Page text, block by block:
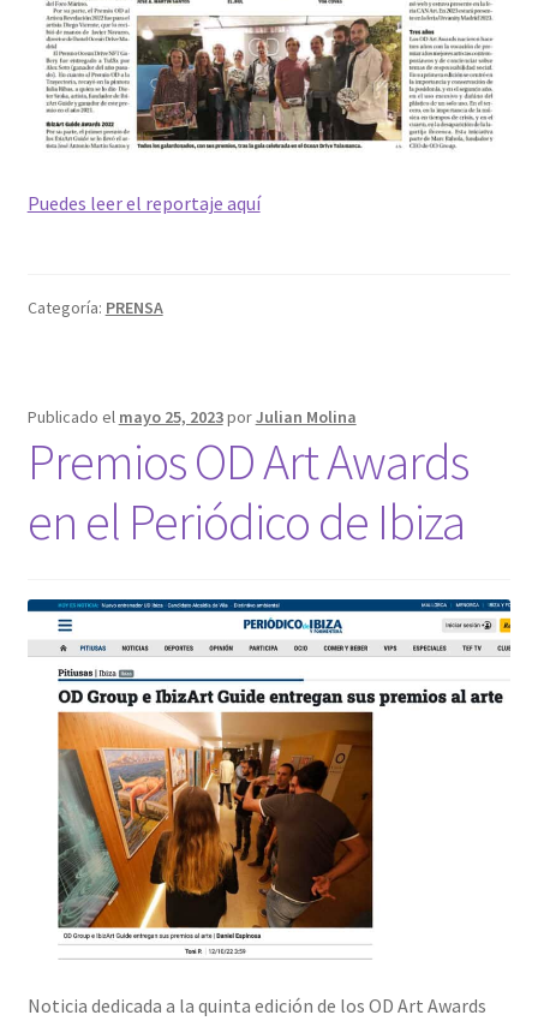
Puedes leer el reportaje aquí
Categoría: PRENSA
Publicado el mayo 25, 2023porJulian Molina
Premios OD Art Awards
en el Periódico de Ibiza
Noticia dedicada a la quinta edición de los OD Art Awards